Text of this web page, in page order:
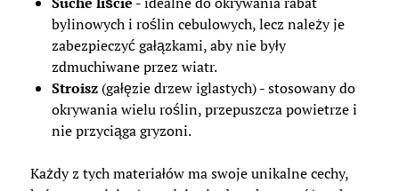
bylinowych i roślin cebulowych, lecz należy je
zabezpieczyć gałązkami, aby nie były
zdmuchiwane przez wiatr.
Stroisz (gałęzie drzew iglastych) - stosowany do
okrywania wielu roślin, przepuszcza powietrze i
nie przyciąga gryzoni.
Każdy z tych materiałów ma swoje unikalne cechy,